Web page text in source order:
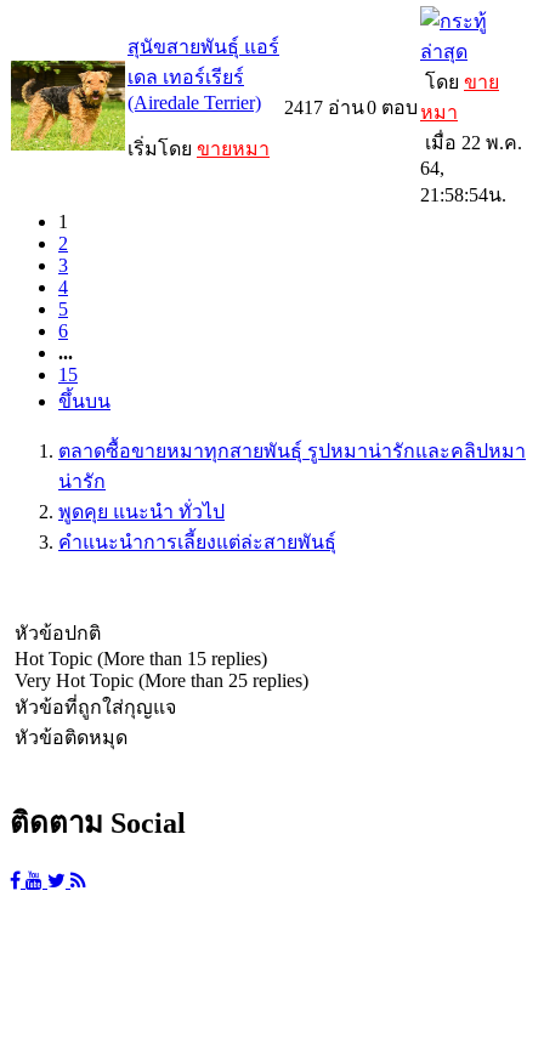
สุนัขสายพันธุ์ แอร์
เดล เทอร์เรียร์
(Airedale Terrier)
เริ่มโดย ขายหมา
2417 อ่าน0 ตอบ
โดย ขาย
หมา
เมื่อ 22 พ.ค.
64,
21:58:54น.
1
2
3
4
5
6
...
15
ขึ้นบน
ตลาดซื้อขายหมาทุกสายพันธุ์ รูปหมาน่ารักและคลิปหมา
น่ารัก
พูดคุย แนะนำ ทั่วไป
คำแนะนำการเลี้ยงแต่ล่ะสายพันธุ์
หัวข้อปกติ
Hot Topic (More than 15 replies)
Very Hot Topic (More than 25 replies)
หัวข้อที่ถูกใส่กุญแจ
หัวข้อติดหมุด
ติดตาม Social